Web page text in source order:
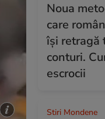
Noua
care
își retragă
conturi.
escrocii
Stiri Mondene